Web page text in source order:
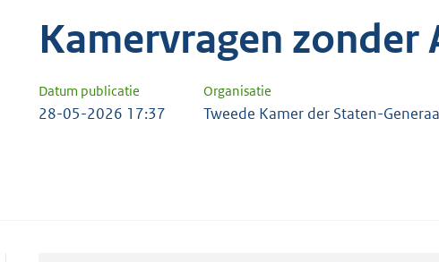
Kamervragen
Datum publicatie Organisatie
28-05-2026 17:37 Tweede Kamer der Staten-